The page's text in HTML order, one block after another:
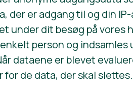
der er adgang til og din
under dit besøg på vores
person og
dataene er blevet
de data, der skal slettes.